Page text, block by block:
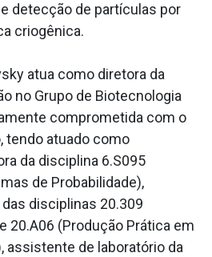
detecção de partículas por
criogênica.
atua como diretora da
no Grupo de Biotecnologia
comprometida com o
tendo atuado como
da disciplina 6.S095
de Probabilidade),
disciplinas 20.309
20.A06 (Produção Prática em
assistente de laboratório da